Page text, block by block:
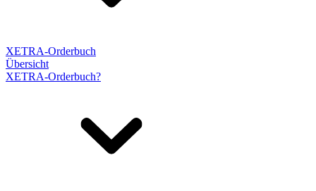
XETRA-Orderbuch
Übersicht
XETRA-Orderbuch?